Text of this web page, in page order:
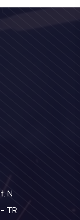
N
TR